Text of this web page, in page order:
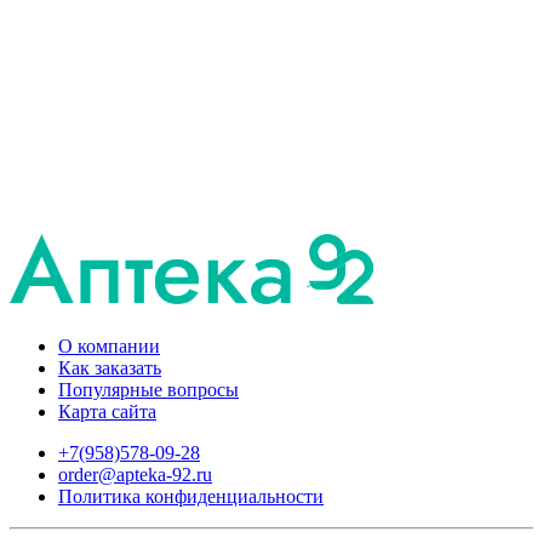
О компании
Как заказать
Популярные вопросы
Карта сайта
+7(958)578-09-28
order@apteka-92.ru
Политика конфиденциальности